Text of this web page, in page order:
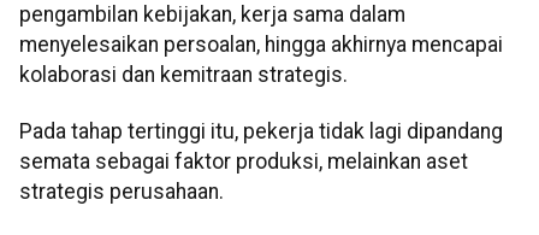
pengambilan kebijakan, kerja sama dalam
menyelesaikan persoalan, hingga akhirnya mencapai
kolaborasi dan kemitraan strategis.
Pada tahap tertinggi itu, pekerja tidak lagi dipandang
semata sebagai faktor produksi, melainkan aset
strategis perusahaan.